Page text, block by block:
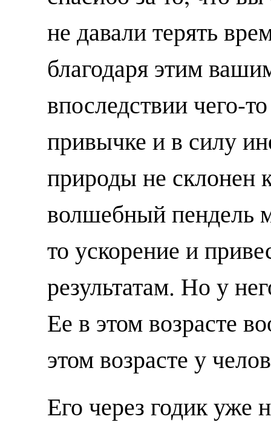
не давали терять
благодаря этим
впоследствии чего-
привычке и в силу
природы не склонен
волшебный пендель
то ускорение и
результатам. Но у
Ее в этом возрасте
этом возрасте у
Его через годик уже